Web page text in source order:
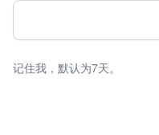
记住我，默认为7天。